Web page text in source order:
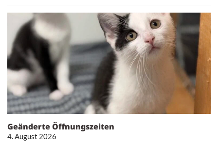
Geänderte Öffnungszeiten
4. August 2026